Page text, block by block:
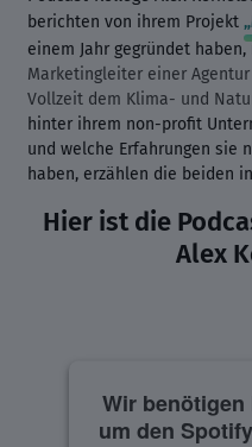
berichten von ihrem Projekt
einem Jahr gegründet
Marketingleiter einer
Vollzeit dem Klima- und
hinter ihrem non-profit
und welche Erfahrungen sie
haben, erzählen die beiden
Hier ist die
Alex
Wir
um den